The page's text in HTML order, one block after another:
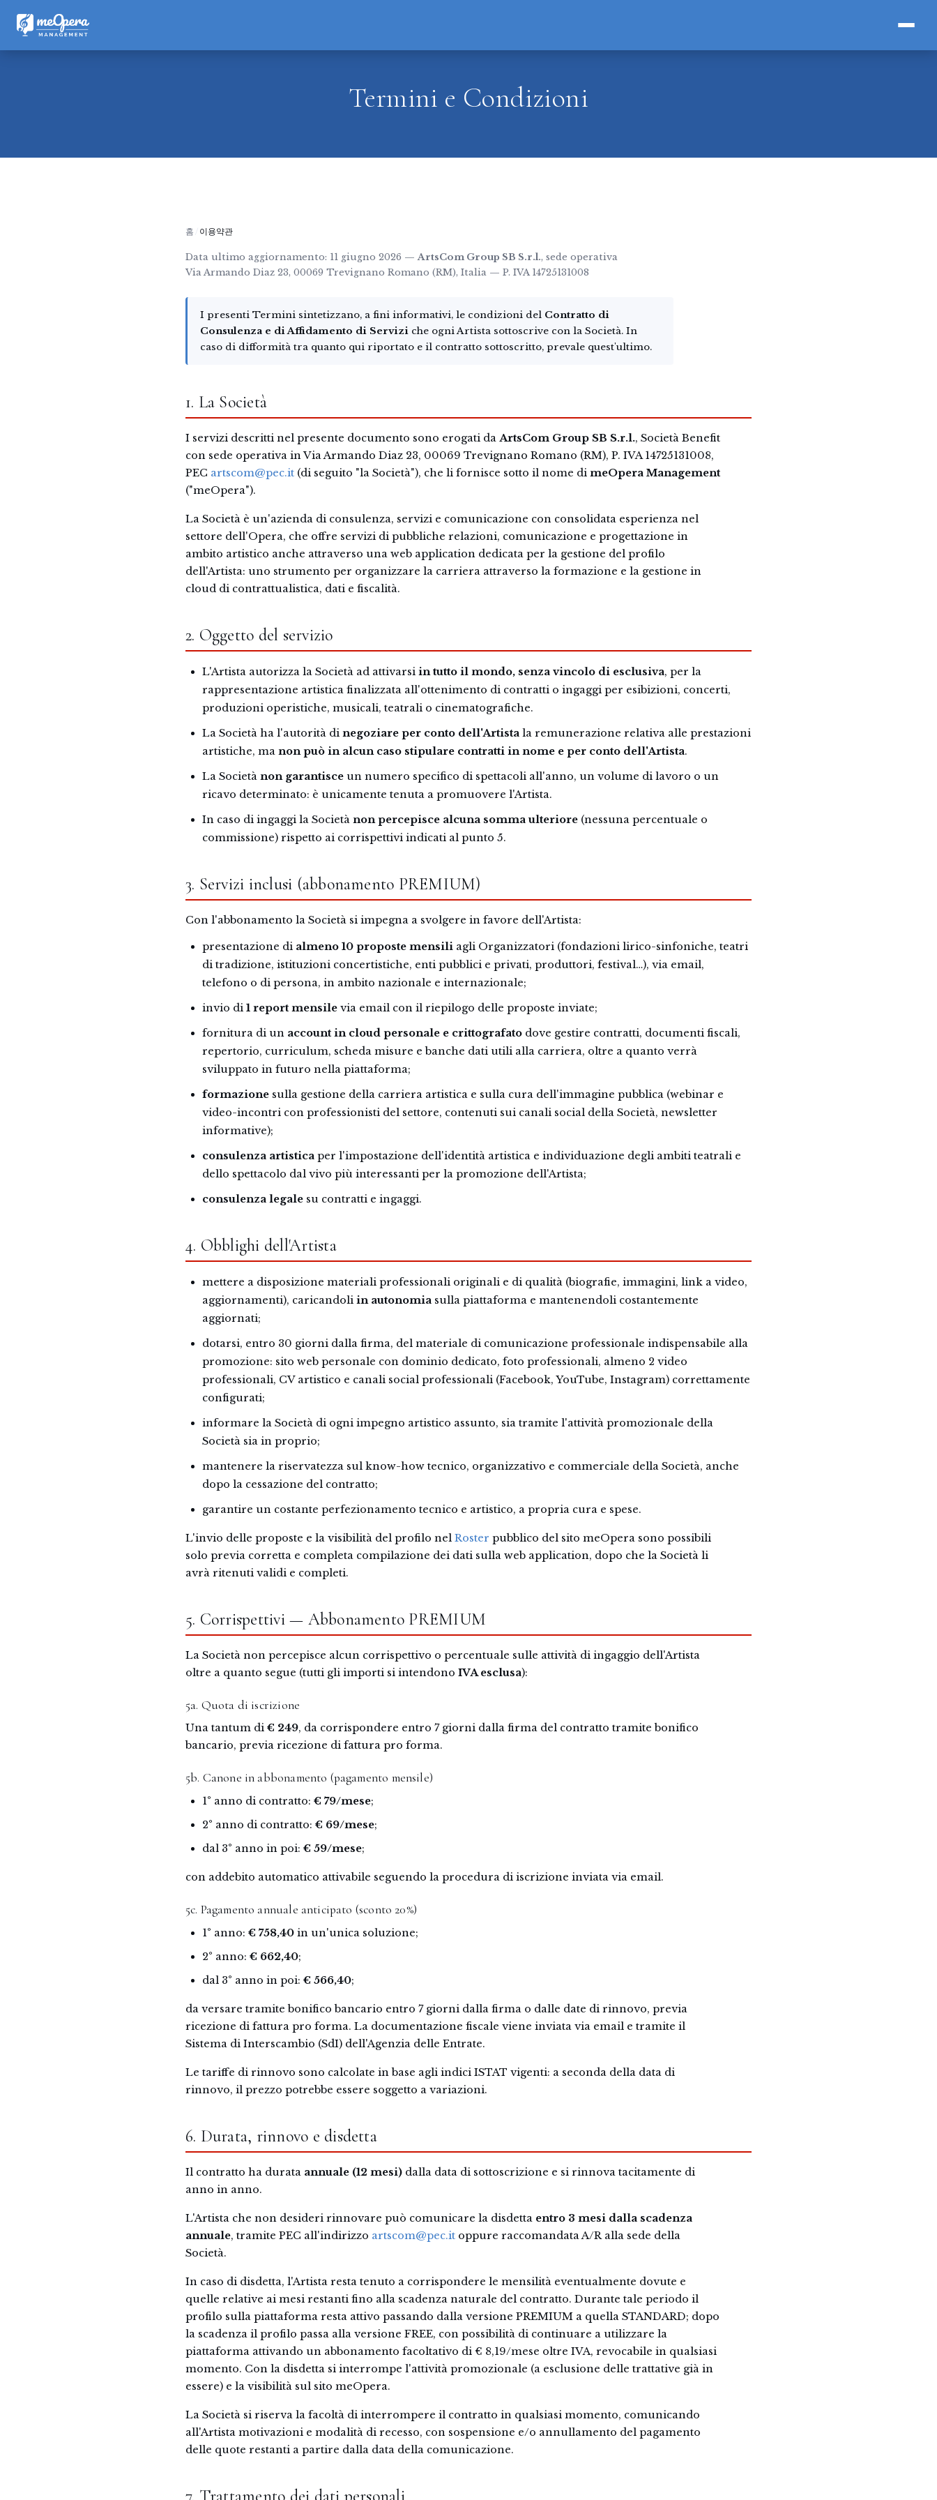
Termini e Condizioni
홈 이용약관
Data ultimo aggiornamento: 11 giugno 2026 —ArtsCom Group SB S.r.l., sede operativa
Via Armando Diaz 23, 00069 Trevignano Romano (RM), Italia — P. IVA 14725131008
I presenti Termini sintetizzano, a fini informativi, le condizioni del Contratto di
Consulenza e di Affidamento di Servizi che ogni Artista sottoscrive con la Società. In
caso di difformità tra quanto qui riportato e il contratto sottoscritto, prevale quest'ultimo.
1. La Società
I servizi descritti nel presente documento sono erogati da ArtsCom Group SB S.r.l., Società Benefit
con sede operativa in Via Armando Diaz 23, 00069 Trevignano Romano (RM), P. IVA 14725131008,
PEC artscom@pec.it (di seguito "la Società"), che li fornisce sotto il nome di meOpera Management
("meOpera").
La Società è un'azienda di consulenza, servizi e comunicazione con consolidata esperienza nel
settore dell'Opera, che offre servizi di pubbliche relazioni, comunicazione e progettazione in
ambito artistico anche attraverso una web application dedicata per la gestione del profilo
dell'Artista: uno strumento per organizzare la carriera attraverso la formazione e la gestione in
cloud di contrattualistica, dati e fiscalità.
2. Oggetto del servizio
L'Artista autorizza la Società ad attivarsi in tutto il mondo, senza vincolo di esclusiva, per la
rappresentazione artistica finalizzata all'ottenimento di contratti o ingaggi per esibizioni, concerti,
produzioni operistiche, musicali, teatrali o cinematografiche.
La Società ha l'autorità di negoziare per conto dell'Artista la remunerazione relativa alle prestazioni
artistiche, ma non può in alcun caso stipulare contratti in nome e per conto dell'Artista.
La Società non garantisce un numero specifico di spettacoli all'anno, un volume di lavoro o un
ricavo determinato: è unicamente tenuta a promuovere l'Artista.
In caso di ingaggi la Società non percepisce alcuna somma ulteriore (nessuna percentuale o
commissione) rispetto ai corrispettivi indicati al punto 5.
3. Servizi inclusi (abbonamento PREMIUM)
Con l'abbonamento la Società si impegna a svolgere in favore dell'Artista:
presentazione di almeno 10 proposte mensili agli Organizzatori (fondazioni lirico-sinfoniche, teatri
di tradizione, istituzioni concertistiche, enti pubblici e privati, produttori, festival…), via email,
telefono o di persona, in ambito nazionale e internazionale;
invio di 1 report mensile via email con il riepilogo delle proposte inviate;
fornitura di un account in cloud personale e crittografato dove gestire contratti, documenti fiscali,
repertorio, curriculum, scheda misure e banche dati utili alla carriera, oltre a quanto verrà
sviluppato in futuro nella piattaforma;
formazione sulla gestione della carriera artistica e sulla cura dell'immagine pubblica (webinar e
video-incontri con professionisti del settore, contenuti sui canali social della Società, newsletter
informative);
consulenza artistica per l'impostazione dell'identità artistica e individuazione degli ambiti teatrali e
dello spettacolo dal vivo più interessanti per la promozione dell'Artista;
consulenza legale su contratti e ingaggi.
4. Obblighi dell'Artista
mettere a disposizione materiali professionali originali e di qualità (biografie, immagini, link a video,
aggiornamenti), caricandoli in autonomia sulla piattaforma e mantenendoli costantemente
aggiornati;
dotarsi, entro 30 giorni dalla firma, del materiale di comunicazione professionale indispensabile alla
promozione: sito web personale con dominio dedicato, foto professionali, almeno 2 video
professionali, CV artistico e canali social professionali (Facebook, YouTube, Instagram) correttamente
configurati;
informare la Società di ogni impegno artistico assunto, sia tramite l'attività promozionale della
Società sia in proprio;
mantenere la riservatezza sul know-how tecnico, organizzativo e commerciale della Società, anche
dopo la cessazione del contratto;
garantire un costante perfezionamento tecnico e artistico, a propria cura e spese.
L'invio delle proposte e la visibilità del profilo nel Roster pubblico del sito meOpera sono possibili
solo previa corretta e completa compilazione dei dati sulla web application, dopo che la Società li
avrà ritenuti validi e completi.
5. Corrispettivi — Abbonamento PREMIUM
La Società non percepisce alcun corrispettivo o percentuale sulle attività di ingaggio dell'Artista
oltre a quanto segue (tutti gli importi si intendono IVA esclusa):
5a. Quota di iscrizione
Una tantum di € 249, da corrispondere entro 7 giorni dalla firma del contratto tramite bonifico
bancario, previa ricezione di fattura pro forma.
5b. Canone in abbonamento (pagamento mensile)
1° anno di contratto: € 79/mese;
2° anno di contratto: € 69/mese;
dal 3° anno in poi: € 59/mese;
con addebito automatico attivabile seguendo la procedura di iscrizione inviata via email.
5c. Pagamento annuale anticipato (sconto 20%)
1° anno: € 758,40 in un'unica soluzione;
2° anno: € 662,40;
dal 3° anno in poi: € 566,40;
da versare tramite bonifico bancario entro 7 giorni dalla firma o dalle date di rinnovo, previa
ricezione di fattura pro forma. La documentazione fiscale viene inviata via email e tramite il
Sistema di Interscambio (SdI) dell'Agenzia delle Entrate.
Le tariffe di rinnovo sono calcolate in base agli indici ISTAT vigenti: a seconda della data di
rinnovo, il prezzo potrebbe essere soggetto a variazioni.
6. Durata, rinnovo e disdetta
Il contratto ha durata annuale (12 mesi) dalla data di sottoscrizione e si rinnova tacitamente di
anno in anno.
L'Artista che non desideri rinnovare può comunicare la disdetta entro 3 mesi dalla scadenza
annuale, tramite PEC all'indirizzo artscom@pec.it oppure raccomandata A/R alla sede della
Società.
In caso di disdetta, l'Artista resta tenuto a corrispondere le mensilità eventualmente dovute e
quelle relative ai mesi restanti fino alla scadenza naturale del contratto. Durante tale periodo il
profilo sulla piattaforma resta attivo passando dalla versione PREMIUM a quella STANDARD; dopo
la scadenza il profilo passa alla versione FREE, con possibilità di continuare a utilizzare la
piattaforma attivando un abbonamento facoltativo di € 8,19/mese oltre IVA, revocabile in qualsiasi
momento. Con la disdetta si interrompe l'attività promozionale (a esclusione delle trattative già in
essere) e la visibilità sul sito meOpera.
La Società si riserva la facoltà di interrompere il contratto in qualsiasi momento, comunicando
all'Artista motivazioni e modalità di recesso, con sospensione e/o annullamento del pagamento
delle quote restanti a partire dalla data della comunicazione.